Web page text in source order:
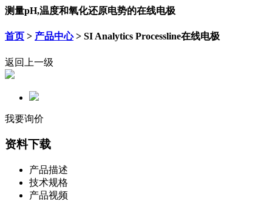
测量pH,温度和氧化还原电势的在线电极
首页 > 产品中心> SI Analytics Processline在线电极
返回上一级
我要询价
资料下载
产品描述
技术规格
产品视频